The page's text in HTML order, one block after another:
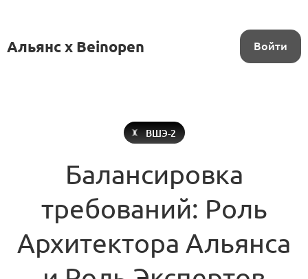
Альянс x Beinopen Войти
ВШЭ-2
Балансировка
требований: Роль
Архитектора Альянса